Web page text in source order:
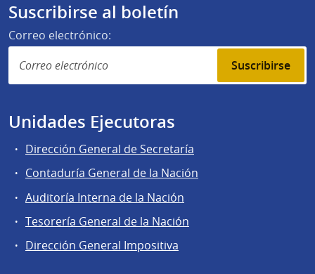
Suscribirse al boletín
Correo electrónico:
Suscribirse
Unidades Ejecutoras
Dirección General de Secretaría
Contaduría General de la Nación
Auditoría Interna de la Nación
Tesorería General de la Nación
Dirección General Impositiva